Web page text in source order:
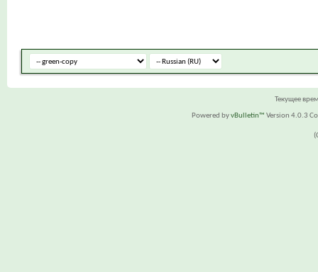
Текущее
Powered byvBulletin™ Version 4.0.3